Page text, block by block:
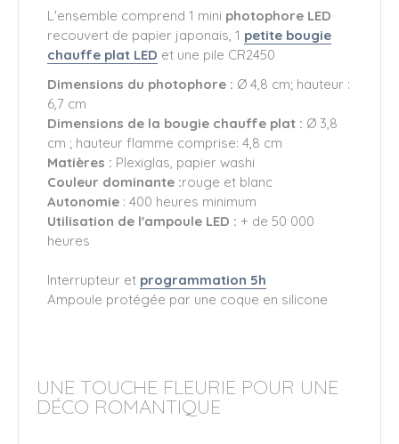
L'ensemble comprend 1 mini photophore LED
recouvert de papier japonais, 1 petite bougie
chauffe plat LED et une pile CR2450
Dimensions du photophore : Ø 4,8 cm; hauteur :
6,7 cm
Dimensions de la bougie chauffe plat : Ø 3,8
cm ; hauteur flamme comprise: 4,8 cm
Matières : Plexiglas, papier washi
Couleur dominante :rouge et blanc
Autonomie : 400 heures minimum
Utilisation de l'ampoule LED : + de 50 000
heures
Interrupteur et programmation 5h
Ampoule protégée par une coque en silicone
UNE TOUCHE FLEURIE POUR UNE
DÉCO ROMANTIQUE